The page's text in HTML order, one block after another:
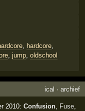
, hardcore,
, jump, oldschool
ical · archief
2010:Confusion Fuse